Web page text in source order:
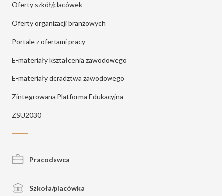
Oferty szkół/placówek
Oferty organizacji branżowych
Portale z ofertami pracy
E-materiały kształcenia zawodowego
E-materiały doradztwa zawodowego
Zintegrowana Platforma Edukacyjna
ZSU2030
Pracodawca
Szkoła/placówka